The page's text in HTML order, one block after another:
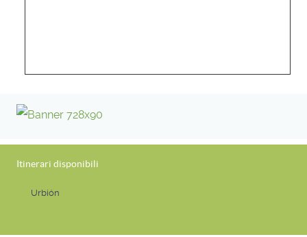
Itinerari disponibili
Urbión